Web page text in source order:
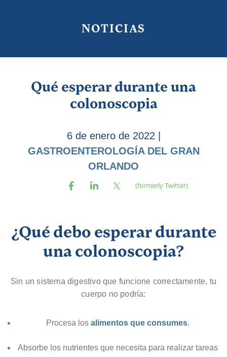
NOTICIAS
Qué esperar durante una
colonoscopia
6 de enero de 2022
GASTROENTEROLOGÍA DEL GRAN
ORLANDO
¿Qué debo esperar durante
una colonoscopia?
Sin un sistema digestivo que funcione correctamente, tu
cuerpo no podría:
Procesa los alimentos que consumes.
Absorbe los nutrientes que necesita para realizar tareas